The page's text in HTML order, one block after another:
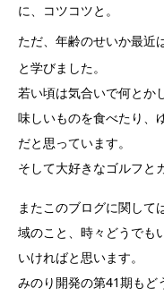
に、コツコツと。
ただ、年齢のせいか最近
と学びました。
若い頃は気合いで何とか
味しいものを食べたり、
だと思っています。
そして大好きなゴルフと
またこのブログに関して
域のこと、時々どうでも
いければと思います。
みのり開発の第41期もど